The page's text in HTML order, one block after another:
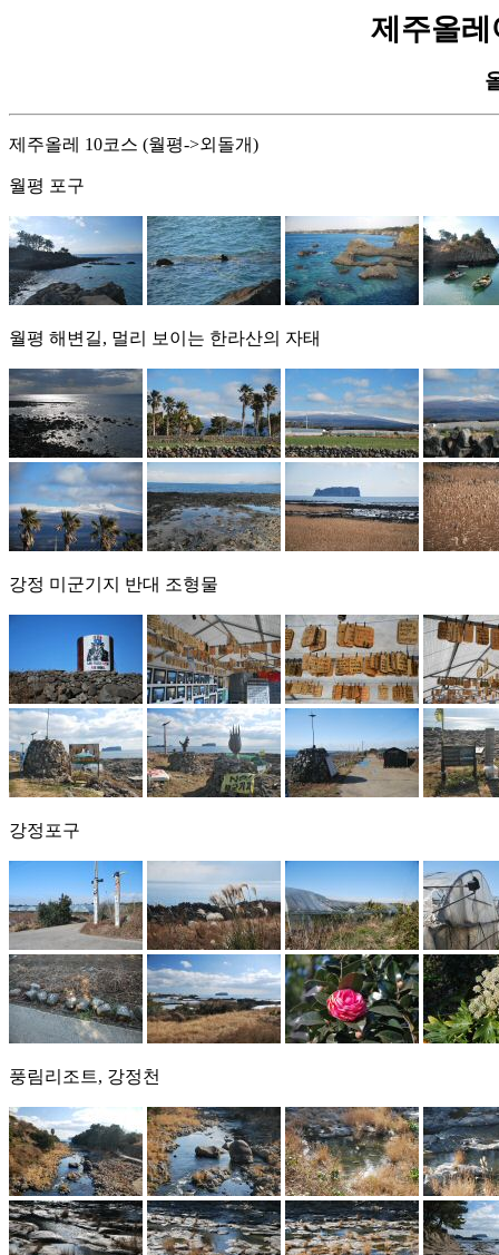
제주올레
제주올레 10코스 (월평->외돌개)
월평 포구
월평 해변길, 멀리 보이는 한라산의 자태
강정 미군기지 반대 조형물
강정포구
풍림리조트, 강정천